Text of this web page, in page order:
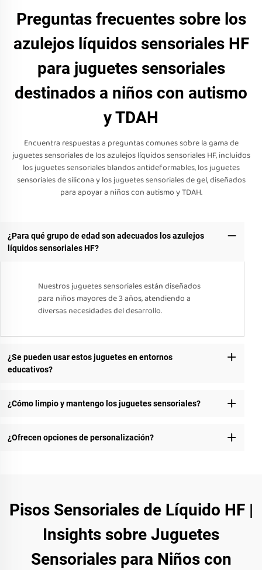
Preguntas frecuentes sobre los
azulejos líquidos sensoriales HF
para juguetes sensoriales
destinados a niños con autismo
y TDAH
Encuentra respuestas a preguntas comunes sobre la gama de
juguetes sensoriales de los azulejos líquidos sensoriales HF, incluidos
los juguetes sensoriales blandos antideformables, los juguetes
sensoriales de silicona y los juguetes sensoriales de gel, diseñados
para apoyar a niños con autismo y TDAH.
¿Para qué grupo de edad son adecuados los azulejos
líquidos sensoriales HF?
Nuestros juguetes sensoriales están diseñados
para niños mayores de 3 años, atendiendo a
diversas necesidades del desarrollo.
¿Se pueden usar estos juguetes en entornos
educativos?
¿Cómo limpio y mantengo los juguetes sensoriales?
¿Ofrecen opciones de personalización?
Pisos Sensoriales de Líquido HF |
Insights sobre Juguetes
Sensoriales para Niños con